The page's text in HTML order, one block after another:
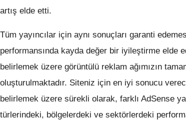
artış elde etti.
Tüm yayıncılar için aynı sonuçları garanti
performansında kayda değer bir iyileştirme elde
belirlemek üzere görüntülü reklam ağımızın
oluşturulmaktadır. Siteniz için en iyi sonucu
belirlemek üzere sürekli olarak, farklı AdSense
türlerindeki, bölgelerdeki ve sektörlerdeki